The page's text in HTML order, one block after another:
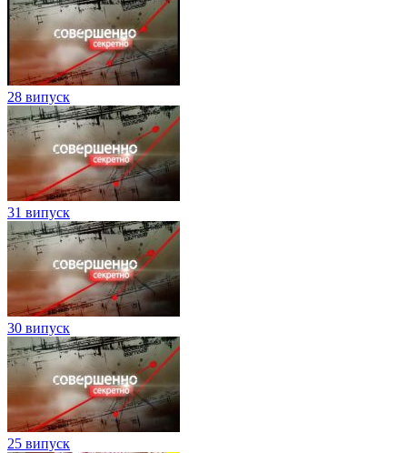
28 випуск
31 випуск
30 випуск
25 випуск